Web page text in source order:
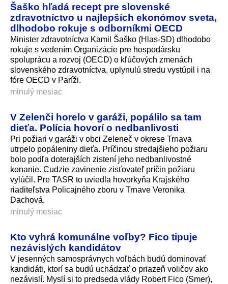
Šaško hľadá recept pre slovenské
zdravotníctvo u najlepších ekonómov sveta,
dlhodobo rokuje s odborníkmi OECD
Minister zdravotníctva Kamil Šaško (Hlas-SD) dlhodobo
rokuje s vedením Organizácie pre hospodársku
spoluprácu a rozvoj (OECD) o kľúčových zmenách
slovenského zdravotníctva, uplynulú stredu vystúpil i na
fóre OECD v Paríži.
minulý mesiac
V Zelenči horelo v garáži, popálilo sa tam
dieťa. Polícia hovorí o nedbanlivosti
Pri požiari v garáži v obci Zeleneč v okrese Trnava
utrpelo popáleniny dieťa. Príčinou stredajšieho požiaru
bolo podľa doterajších zistení jeho nedbanlivostné
konanie. Cudzie zavinenie zisťovateľ príčin požiaru
vylúčil. Pre TASR to uviedla hovorkyňa Krajského
riaditeľstva Policajného zboru v Trnave Veronika
Dachová.
minulý mesiac
Kto vyhrá komunálne voľby? Fico tipuje
nezávislých kandidátov
V jesenných samosprávnych voľbách budú dominovať
kandidáti, ktorí sa budú uchádzať o priazeň voličov ako
nezávislí. Myslí si to predseda vlády Robert Fico (Smer),